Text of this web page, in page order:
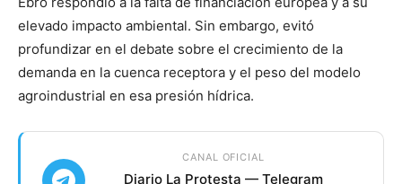
elevado impacto ambiental. Sin embargo, evitó
profundizar en el debate sobre el crecimiento de la
demanda en la cuenca receptora y el peso del modelo
agroindustrial en esa presión hídrica.
CANAL OFICIAL
Diario La Protesta — Telegram